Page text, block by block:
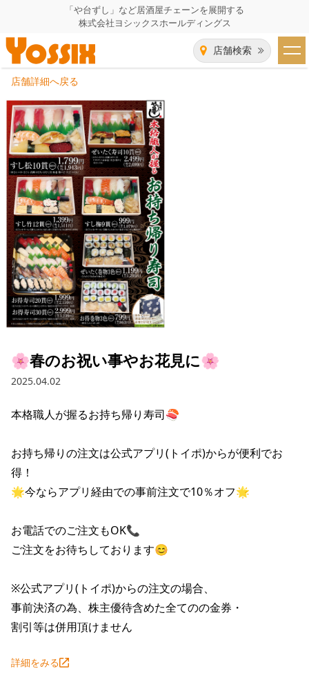
「や台ずし」など居酒屋チェーンを展開する
株式会社ヨシックスホールディングス
店舗検索
HOME
企業情報
企業情報トップ
代表者あいさつ
グループ会社
会社概要
沿革
経営陣
所在地
事業一覧
飲食事業紹介
飲食事業紹介トップ
や台ずし
ニパチ
これや
焼とりてっぱん
せんと
や台や
海老どて食堂
華花
IR（株主・投資家）情報
IR情報トップ
会長メッセージ
コーポレートガバナンス
財政状況
IRライブラリトップ
決算説明資料
株主通信
株主総会関連資料
適時開示資料
IRカレンダー
株価情報
電子公告
FAQ
IRお問い合わせ
採用情報
採用情報トップ
パート・アルバイト
店舗物件・店舗施工管理業者の募集
お問い合わせ
IRお問い合わせ
ご意見・アンケート（ご来店の方）
店舗詳細へ戻る
🌸春のお祝い事やお花見に🌸
2025.04.02
本格職人が握るお持ち帰り寿司🍣
お持ち帰りの注文は公式アプリ(トイポ)からが便利でお
得！
🌟今ならアプリ経由での事前注文で10％オフ🌟
お電話でのご注文もOK📞
ご注文をお待ちしております😊
※公式アプリ(トイポ)からの注文の場合、
事前決済の為、株主優待含めた全てのの金券・
割引等は併用頂けません
詳細をみる